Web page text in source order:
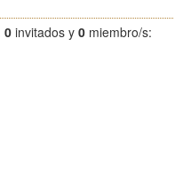
0 invitados y 0 miembro/s: